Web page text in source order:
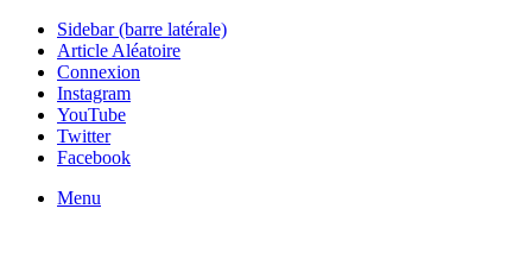
Sidebar (barre latérale)
Article Aléatoire
Connexion
Instagram
YouTube
Twitter
Facebook
Menu